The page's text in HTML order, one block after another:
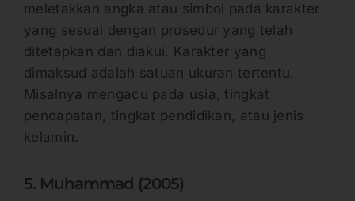
meletakkan angka atau simbol pada karakter
yang sesuai dengan prosedur yang telah
ditetapkan dan diakui. Karakter yang
dimaksud adalah satuan ukuran tertentu.
Misalnya mengacu pada usia, tingkat
pendapatan, tingkat pendidikan, atau jenis
kelamin.
5. Muhammad (2005)